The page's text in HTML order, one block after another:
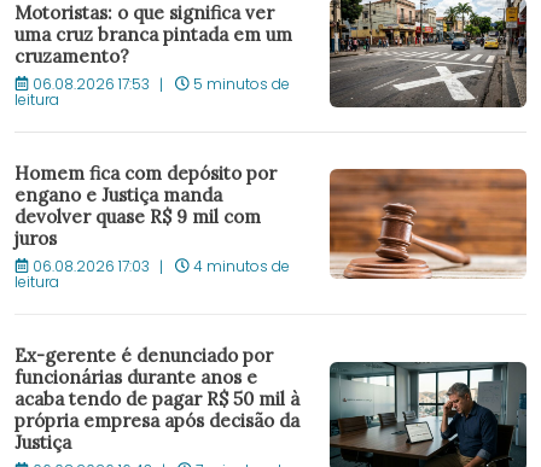
Motoristas: o que significa ver
uma cruz branca pintada em um
cruzamento?
06.08.2026 17:53 5 minutos de
leitura
Homem fica com depósito por
engano e Justiça manda
devolver quase R$ 9 mil com
juros
06.08.2026 17:03 4 minutos de
leitura
Ex-gerente é denunciado por
funcionárias durante anos e
acaba tendo de pagar R$ 50 mil à
própria empresa após decisão da
Justiça